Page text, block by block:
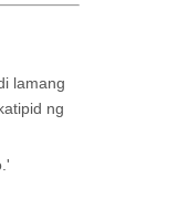
lamang
ng